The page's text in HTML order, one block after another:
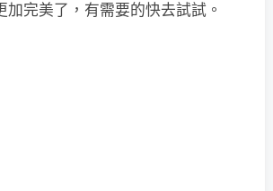
加完美了，有需要的快去試試。